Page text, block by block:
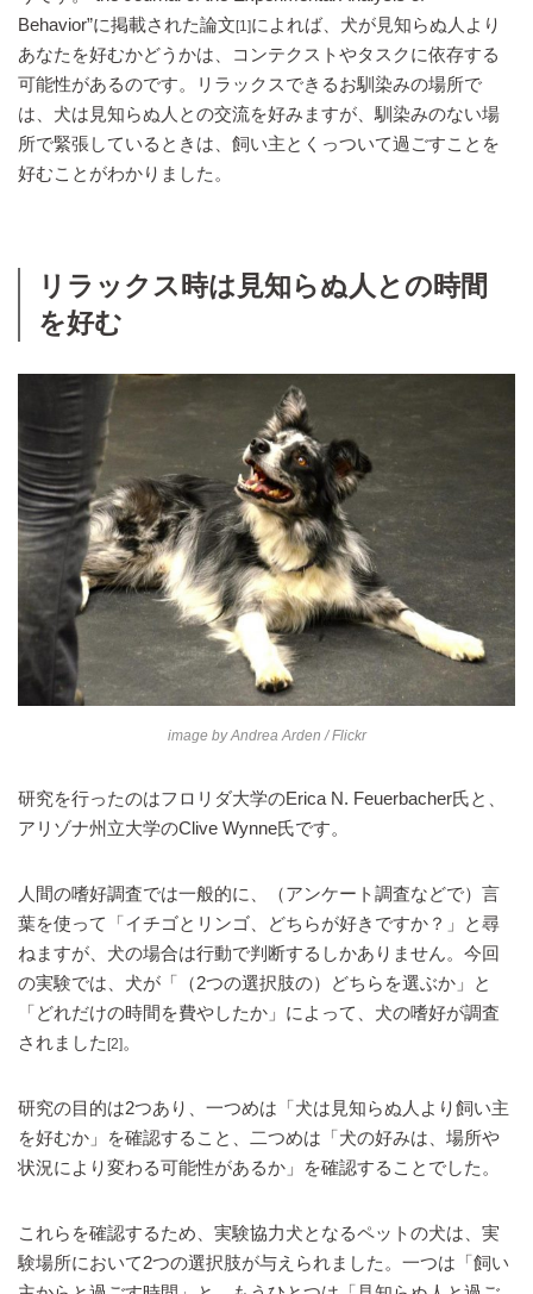
Behavior”に掲載された論文[1]によれば、犬が見知らぬ人より
あなたを好むかどうかは、コンテクストやタスクに依存する
可能性があるのです。リラックスできるお馴染みの場所で
は、犬は見知らぬ人との交流を好みますが、馴染みのない場
所で緊張しているときは、飼い主とくっついて過ごすことを
好むことがわかりました。
リラックス時は見知らぬ人との時間
を好む
image byAndrea Arden / Flickr
研究を行ったのはフロリダ大学のErica N. Feuerbacher氏と、
アリゾナ州立大学のClive Wynne氏です。
人間の嗜好調査では一般的に、（アンケート調査などで）言
葉を使って「イチゴとリンゴ、どちらが好きですか？」と尋
ねますが、犬の場合は行動で判断するしかありません。今回
の実験では、犬が「（2つの選択肢の）どちらを選ぶか」と
「どれだけの時間を費やしたか」によって、犬の嗜好が調査
されました [2]。
研究の目的は2つあり、一つめは「犬は見知らぬ人より飼い主
を好むか」を確認すること、二つめは「犬の好みは、場所や
状況により変わる可能性があるか」を確認することでした。
これらを確認するため、実験協力犬となるペットの犬は、実
験場所において2つの選択肢が与えられました。一つは「飼い